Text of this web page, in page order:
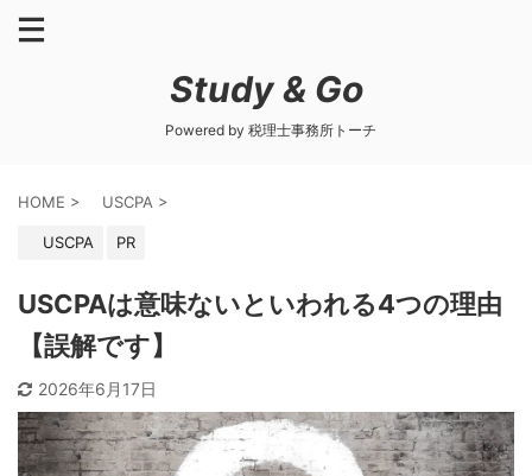
Study & Go
Powered by 税理士事務所トーチ
HOME > USCPA >
USCPA PR
USCPAは意味ないといわれる4つの理由
【誤解です】
2026年6月17日